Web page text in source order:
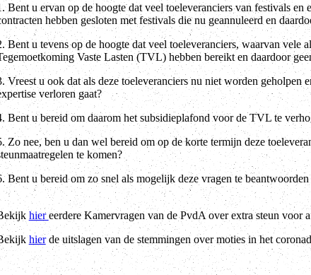
Bent u ervan op de hoogte dat veel toeleveranciers van festivals
hebben gesloten met festivals die nu geannuleerd en
Bent u tevens op de hoogte dat veel toeleveranciers, waarvan
Vaste Lasten (TVL) hebben bereikt en daardoor
Vreest u ook dat als deze toeleveranciers nu niet worden geholpen
verloren gaat?
Bent u bereid om daarom het subsidieplafond voor de TVL te
Zo nee, ben u dan wel bereid om op de korte termijn deze
te komen?
Bent u bereid om zo snel als mogelijk deze vragen te
hiereerdere Kamervragen van de PvdA over extra steun voor
hierde uitslagen van de stemmingen over moties in het